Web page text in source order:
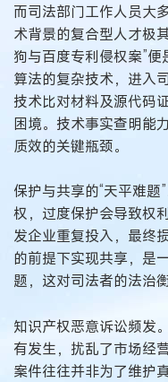
而司法部门工作人员大
术背景的复合型人才极
狗与百度专利侵权案”
算法的复杂技术，进入
技术比对材料及源代码
困境。技术事实查明能
质效的关键瓶颈。
保护与共享的“天平难
权，过度保护会导致权
发企业重复投入，最终
的前提下实现共享，是
题，这对司法者的法治
知识产权恶意诉讼频发
有发生，扰乱了市场经
案件往往并非为了维护